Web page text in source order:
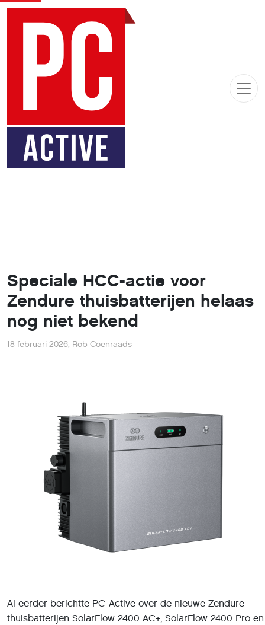
Speciale HCC-actie voor
Zendure thuisbatterijen helaas
nog niet bekend
18 februari 2026, Rob Coenraads
Al eerder berichtte PC-Active over de nieuwe Zendure
thuisbatterijen SolarFlow 2400 AC+, SolarFlow 2400 Pro en